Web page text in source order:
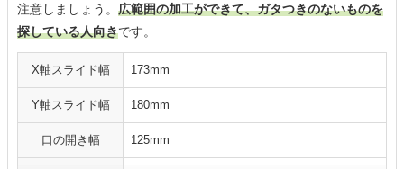
注意しましょう。 広範囲の加工ができて、ガタつきのないものを
探している人向きです。
X軸スライド幅 173mm
Y軸スライド幅 180mm
口の開き幅 125mm